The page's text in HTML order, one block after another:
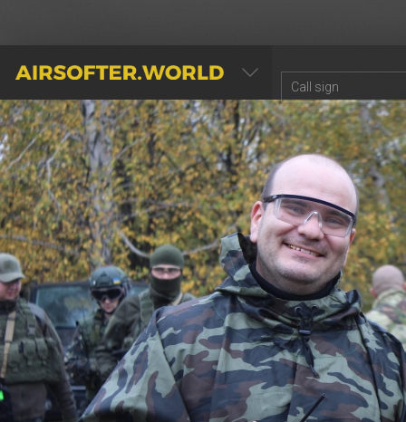
AIRSOFTER.WORLD